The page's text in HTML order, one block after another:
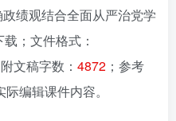
绩观结合全面从严治党学
；文件格式：
文稿字数： 4872 ；参考
编辑课件内容。